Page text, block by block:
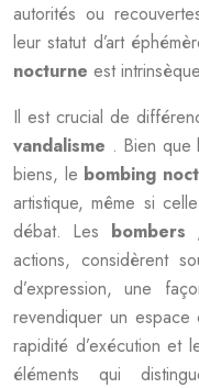
autorités ou
leur statut d’art
nocturne est
Il est crucial de
vandalisme . Bien que
biens, le bombing
artistique, même si
débat. Les bombers
actions, considèrent
d’expression, une
revendiquer un
rapidité d’exécution et
éléments qui